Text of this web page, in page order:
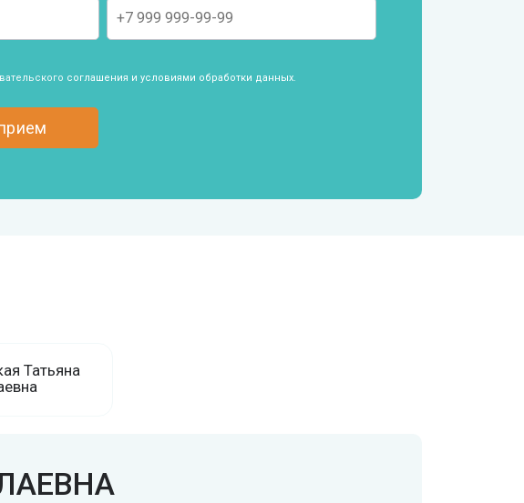
соглашения и условиями обработки данных